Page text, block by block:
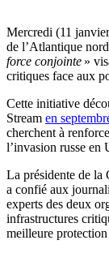
Mercredi (11
de l’Atlantique
force conjointe »
critiques face aux
Cette initiative
Stream en
cherchent à
l’invasion russe en
La présidente de la
a confié aux
experts des deux
infrastructures
meilleure